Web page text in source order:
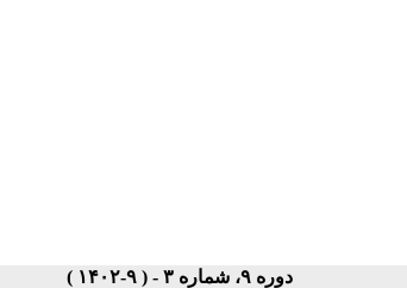
دوره ۹، شماره ۳ - ( ۹-۱۴۰۲ )